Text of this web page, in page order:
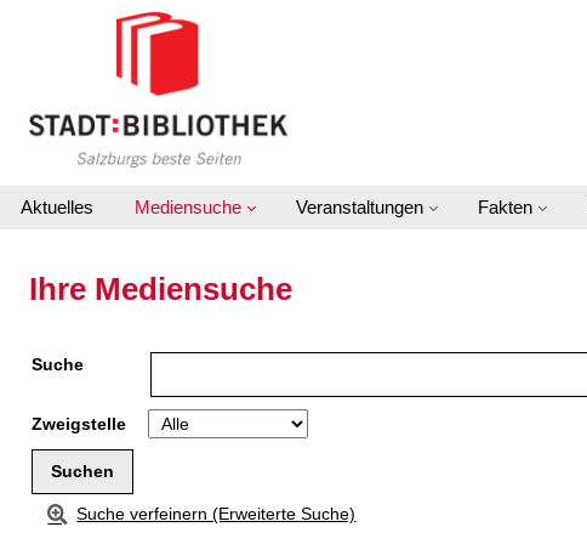
Zu den Suchfiltern springen
Zur Trefferliste springen
Aktuelles Mediensuche Veranstaltungen Fakten
Ihre Mediensuche
Suche
Zweigstelle
Suche verfeinern (Erweiterte Suche)